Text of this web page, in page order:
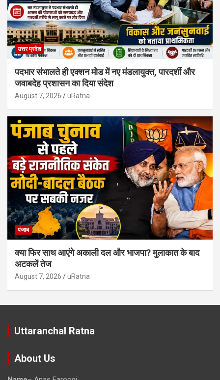
उत्तर प्रदेश
पदभार संभालते ही एक्शन मोड में नए मंडलायुक्त, पारदर्शी और
जवाबदेह प्रशासन का दिया संदेश
August 7, 2026 uRatna
पंजाब
क्या फिर साथ आएंगे अकाली दल और भाजपा? मुलाकात के बाद
अटकलें तेज
August 7, 2026 uRatna
Uttaranchal Ratna
About Us